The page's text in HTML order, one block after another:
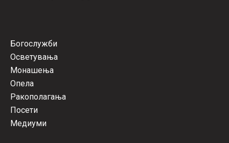
Богослужби
Осветувања
Монашења
Опела
Ракополагања
Посети
Медиуми